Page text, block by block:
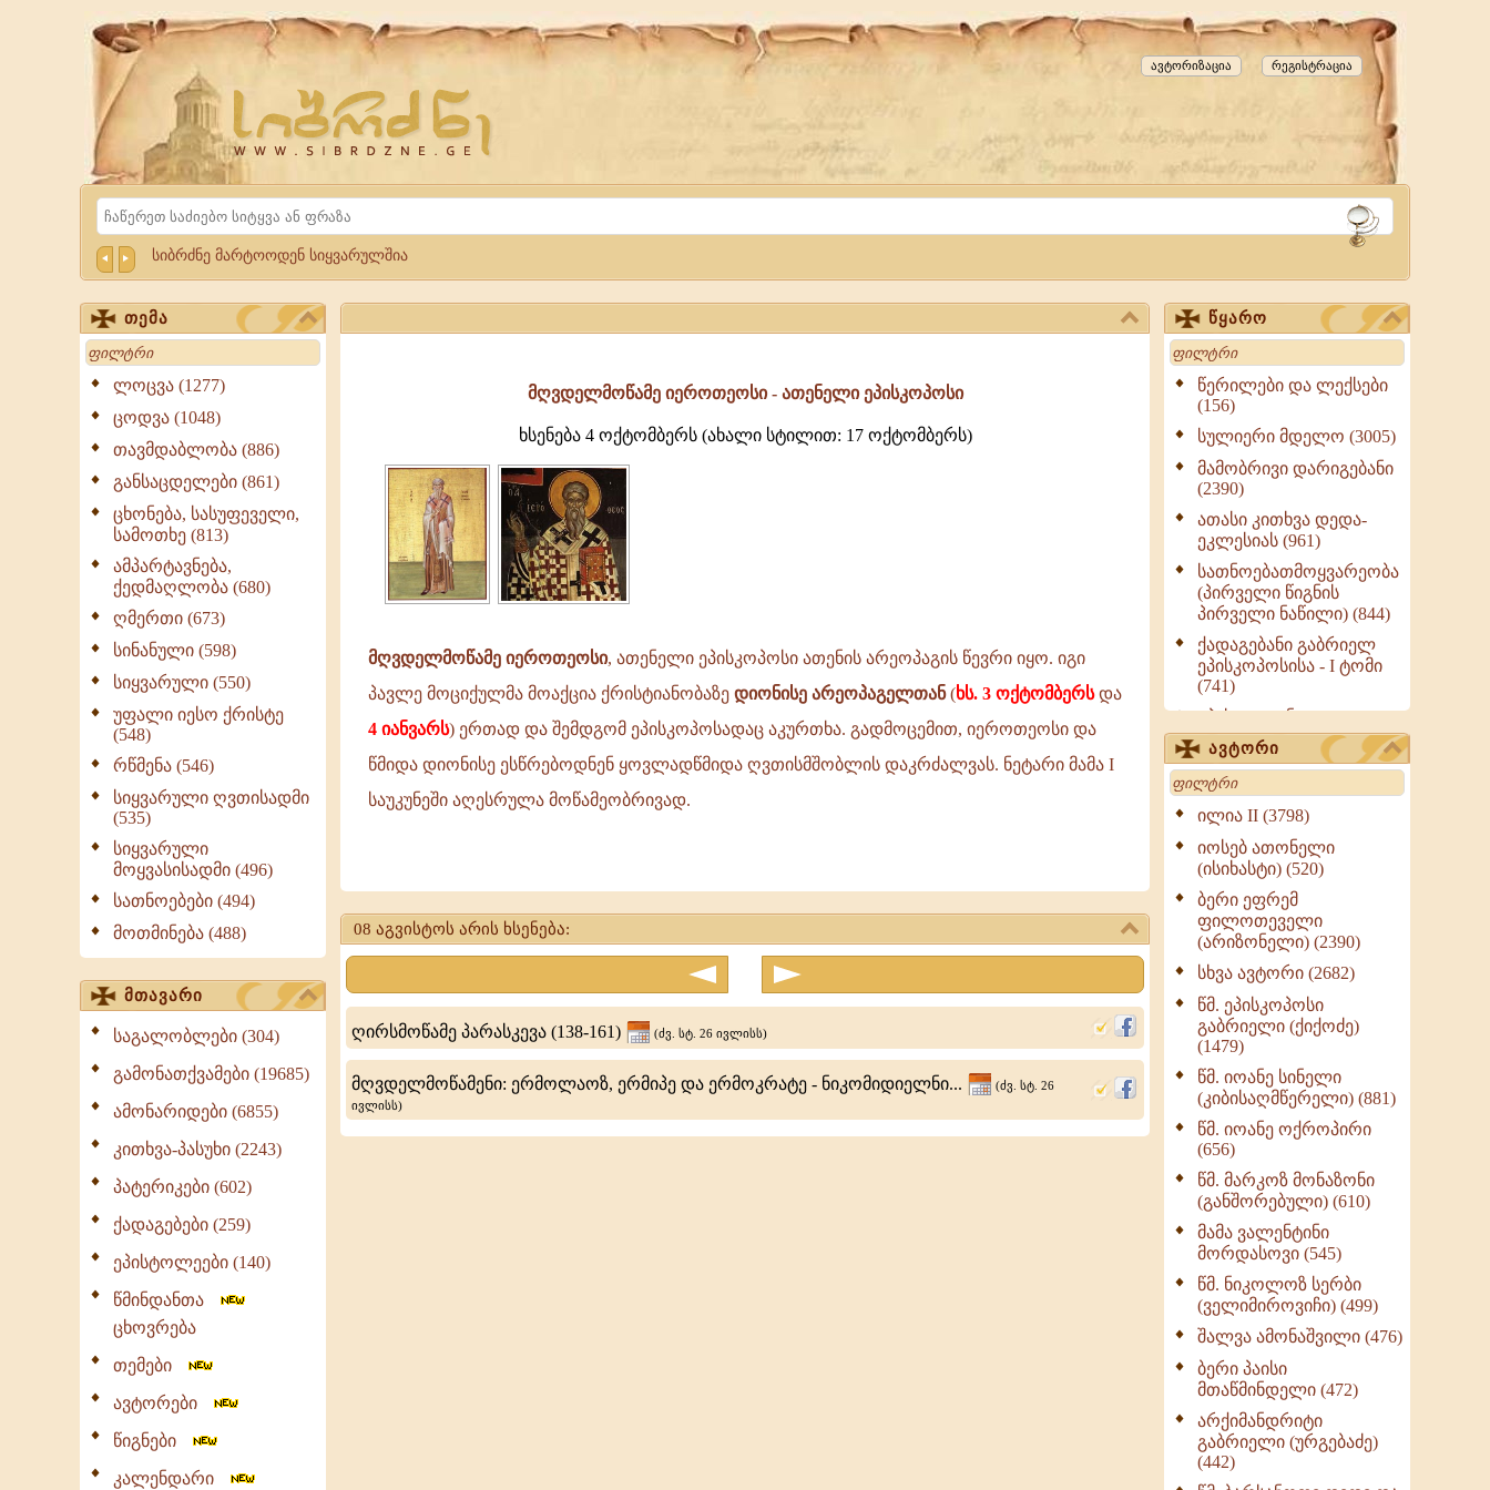
Website
Sibrdzne.ge
რეგისტრაცია
ავტორიზაცია
Search
სიბრძნე მარტოოდენ სიყვარულშია
თემა
Search
ლოცვა (1277)
ცოდვა (1048)
თავმდაბლობა (886)
განსაცდელები (861)
ცხონება, სასუფეველი,
სამოთხე (813)
ამპარტავნება,
ქედმაღლობა (680)
ღმერთი (673)
სინანული (598)
სიყვარული (550)
უფალი იესო ქრისტე
(548)
რწმენა (546)
სიყვარული ღვთისადმი
(535)
სიყვარული
მოყვასისადმი (496)
სათნოებები (494)
მოთმინება (488)
მთავარი
საგალობლები (304)
გამონათქვამები (19685)
ამონარიდები (6855)
კითხვა-პასუხი (2243)
პატერიკები (602)
ქადაგებები (259)
ეპისტოლეები (140)
წმინდანთა
ცხოვრება
თემები
ავტორები
წიგნები
კალენდარი
მღვდელმოწამე იეროთეოსი - ათენელი ეპისკოპოსი
ხსენება 4 ოქტომბერს (ახალი სტილით: 17 ოქტომბერს)
მღვდელმოწამე იეროთეოსი, ათენელი ეპისკოპოსი ათენის არეოპაგის წევრი იყო. იგი
პავლე მოციქულმა მოაქცია ქრისტიანობაზე დიონისე არეოპაგელთან(ხს. 3 ოქტომბერსდა
4 იანვარს) ერთად და შემდგომ ეპისკოპოსადაც აკურთხა. გადმოცემით, იეროთეოსი და
წმიდა დიონისე ესწრებოდნენ ყოვლადწმიდა ღვთისმშობლის დაკრძალვას. ნეტარი მამა I
საუკუნეში აღესრულა მოწამეობრივად.
-
ეპისკოპოსი
08 აგვისტოს არის ხსენება:
ღირსმოწამე პარასკევა (138-161) (ძვ. სტ. 26 ივლისს)
მღვდელმოწამენი: ერმოლაოზ, ერმიპე და ერმოკრატე - ნიკომიდიელნი...
(ძვ. სტ. 26
ივლისს)
წყარო
Search
წერილები და ლექსები
(156)
სულიერი მდელო (3005)
მამობრივი დარიგებანი
(2390)
ათასი კითხვა დედა-
ეკლესიას (961)
სათნოებათმოყვარეობა
(პირველი წიგნის
პირველი ნაწილი) (844)
ქადაგებანი გაბრიელ
ეპისკოპოსისა - I ტომი
(741)
ეპისტოლენი,
ქადაგებანი, სიტყვანი
(ნაწილი III) (723)
მოძღვრის ძალზე
სასარგებლო რჩევები
მრევლისათვის (545)
Wisdomge (514)
ქადაგებანი გაბრიელ
ეპისკოპოსისა - II ტომი
(370)
სულიერი ცხოვრების
სახელმძღვანელო -
ნაწილი II (369)
ღმერთი და ადამიანები
(287)
ბერის დიადემა (278)
მონაზვნური
გამოცდილების
ოთხი ასეული თავი
სიყვარულის შესახებ
(259)
ავტორი
Search
ილია II (3798)
იოსებ ათონელი
(ისიხასტი) (520)
ბერი ეფრემ
ფილოთეველი
(არიზონელი) (2390)
სხვა ავტორი (2682)
წმ. ეპისკოპოსი
გაბრიელი (ქიქოძე)
(1479)
წმ. იოანე სინელი
(კიბისაღმწერელი) (881)
წმ. იოანე ოქროპირი
(656)
წმ. მარკოზ მონაზონი
(განშორებული) (610)
მამა ვალენტინი
მორდასოვი (545)
წმ. ნიკოლოზ სერბი
(ველიმიროვიჩი) (499)
შალვა ამონაშვილი (476)
ბერი პაისი
მთაწმინდელი (472)
არქიმანდრიტი
გაბრიელი (ურგებაძე)
(442)